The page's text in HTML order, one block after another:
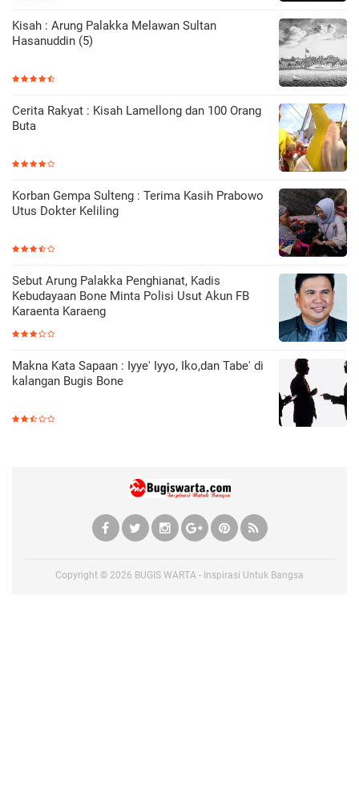
Kisah : Arung Palakka Melawan Sultan
Hasanuddin (5)
Cerita Rakyat : Kisah Lamellong dan 100 Orang
Buta
Korban Gempa Sulteng : Terima Kasih Prabowo
Utus Dokter Keliling
Sebut Arung Palakka Penghianat, Kadis
Kebudayaan Bone Minta Polisi Usut Akun FB
Karaenta Karaeng
Makna Kata Sapaan : Iyye' Iyyo, Iko,dan Tabe' di
kalangan Bugis Bone
Copyright © 2026 BUGIS WARTA - Inspirasi Untuk Bangsa